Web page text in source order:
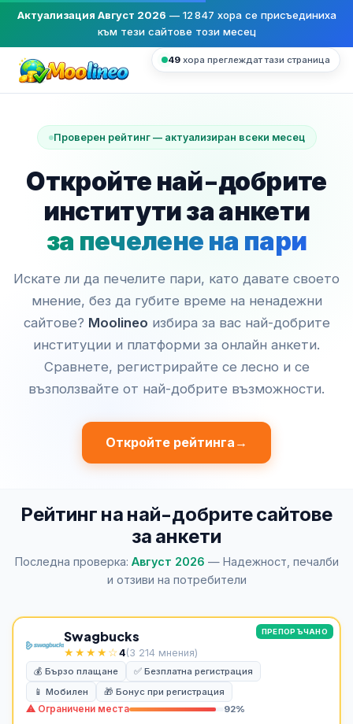
Актуализация Август 2026 — 12 847 хора се присъединиха
към тези сайтове този месец
Проверен рейтинг — актуализиран всеки месец
Откройте най-добрите
институти за анкети
за печелене на пари
Искате ли да печелите пари, като давате своето
мнение, без да губите време на ненадежни
сайтове? Moolineo избира за вас най-добрите
институции и платформи за онлайн анкети.
Сравнете, регистрирайте се лесно и се
възползвайте от най-добрите възможности.
Откройте рейтинга →
Рейтинг на най-добрите сайтове
за анкети
Последна проверка: Август 2026 — Надежност, печалби
и отзиви на потребители
ПРЕПОРЪЧАНО
Swagbucks
★★★★☆4(3 214 мнения)
💰 Бързо плащане
✅ Безплатна регистрация
📱 Мобилен
🎁 Бонус при регистрация
⚠ Ограничени места
92%
49 хора преглеждат тази страница